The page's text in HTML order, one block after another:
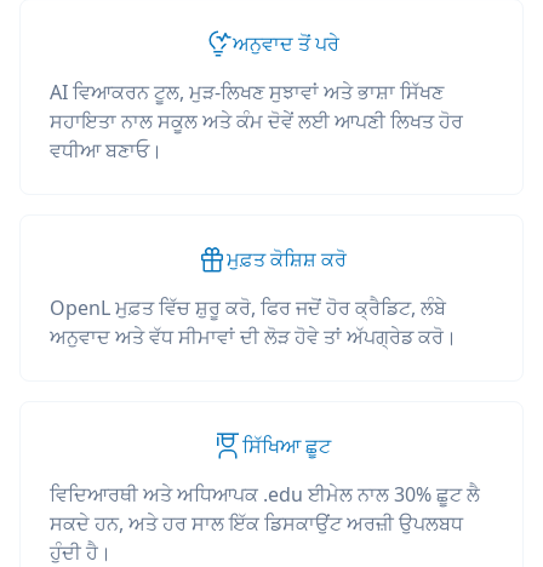
ਅਨੁਵਾਦ ਤੋਂ ਪਰੇ
AI ਵਿਆਕਰਨ ਟੂਲ, ਮੁੜ-ਲਿਖਣ ਸੁਝਾਵਾਂ ਅਤੇ ਭਾਸ਼ਾ ਸਿੱਖਣ
ਸਹਾਇਤਾ ਨਾਲ ਸਕੂਲ ਅਤੇ ਕੰਮ ਦੋਵੇਂ ਲਈ ਆਪਣੀ ਲਿਖਤ ਹੋਰ
ਵਧੀਆ ਬਣਾਓ।
ਮੁਫ਼ਤ ਕੋਸ਼ਿਸ਼ ਕਰੋ
OpenL ਮੁਫ਼ਤ ਵਿੱਚ ਸ਼ੁਰੂ ਕਰੋ, ਫਿਰ ਜਦੋਂ ਹੋਰ ਕ੍ਰੈਡਿਟ, ਲੰਬੇ
ਅਨੁਵਾਦ ਅਤੇ ਵੱਧ ਸੀਮਾਵਾਂ ਦੀ ਲੋੜ ਹੋਵੇ ਤਾਂ ਅੱਪਗ੍ਰੇਡ ਕਰੋ।
ਸਿੱਖਿਆ ਛੂਟ
ਵਿਦਿਆਰਥੀ ਅਤੇ ਅਧਿਆਪਕ .edu ਈਮੇਲ ਨਾਲ 30% ਛੂਟ ਲੈ
ਸਕਦੇ ਹਨ, ਅਤੇ ਹਰ ਸਾਲ ਇੱਕ ਡਿਸਕਾਉਂਟ ਅਰਜ਼ੀ ਉਪਲਬਧ
ਹੁੰਦੀ ਹੈ।